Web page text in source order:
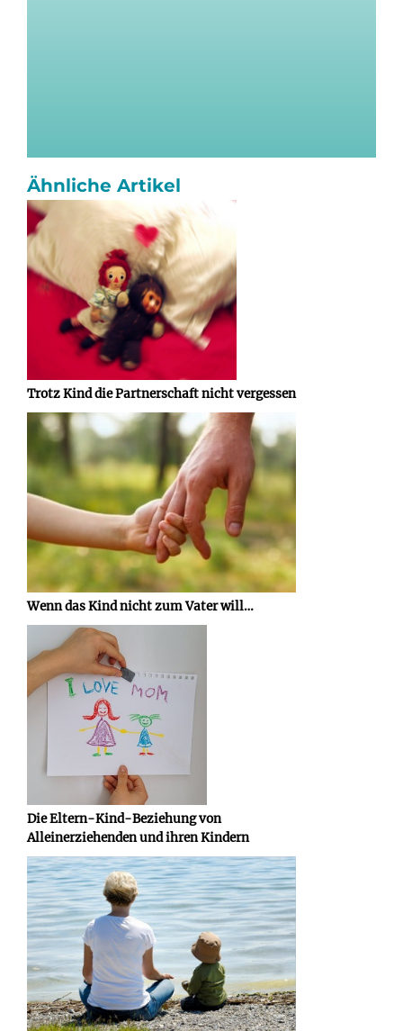
Ähnliche Artikel
Trotz Kind die Partnerschaft nicht vergessen
Wenn das Kind nicht zum Vater will…
Die Eltern-Kind-Beziehung von
Alleinerziehenden und ihren Kindern